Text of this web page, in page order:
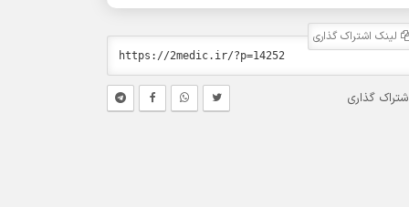
لینک اشتراک گذاری
گذاری